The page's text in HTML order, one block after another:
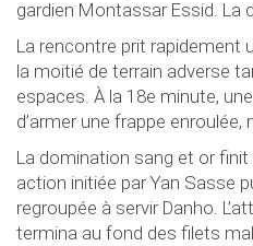
gardien Montassar Essid. La
La rencontre prit rapidement
la moitié de terrain adverse
espaces. À la 18e minute,
d’armer une frappe
La domination sang et or
action initiée par Yan Sasse
regroupée à servir Danho.
termina au fond des filets